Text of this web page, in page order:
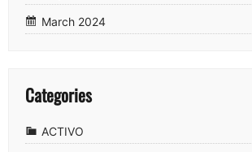
March 2024
Categories
ACTIVO